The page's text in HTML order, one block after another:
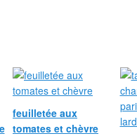
feuilletée aux
tomates et chèvre